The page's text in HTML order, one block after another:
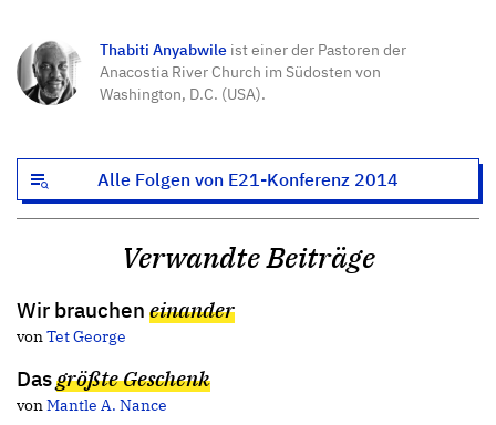
Thabiti Anyabwile ist einer der Pastoren der
Anacostia River Church im Südosten von
Washington, D.C. (USA).
Alle Folgen von E21-Konferenz 2014
Verwandte Beiträge
Wir brauchen einander
vonTet George
Dasgrößte Geschenk
vonMantle A. Nance